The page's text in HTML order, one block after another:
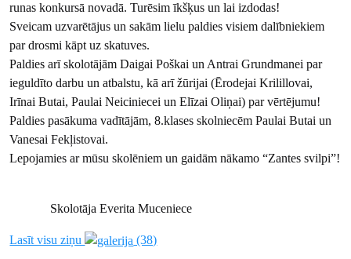
runas konkursā novadā. Turēsim īkšķus un lai izdodas!
Sveicam uzvarētājus un sakām lielu paldies visiem dalībniekiem
par drosmi kāpt uz skatuves.
Paldies arī skolotājām Daigai Poškai un Antrai Grundmanei par
ieguldīto darbu un atbalstu, kā arī žūrijai (Ērodejai Krilillovai,
Irīnai Butai, Paulai Neiciniecei un Elīzai Oliņai) par vērtējumu!
Paldies pasākuma vadītājām, 8.klases skolniecēm Paulai Butai un
Vanesai Fekļistovai.
Lepojamies ar mūsu skolēniem un gaidām nākamo “Zantes svilpi”!
Skolotāja Everita Muceniece
Lasīt visu ziņu (38)